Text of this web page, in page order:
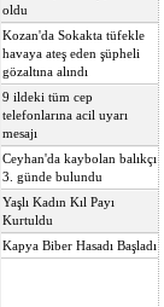
oldu
Kozan'da Sokakta tüfekle
havaya ateş eden şüpheli
gözaltına alındı
9 ildeki tüm cep
telefonlarına acil uyarı
mesajı
Ceyhan'da kaybolan balıkçı
3. günde bulundu
Yaşlı Kadın Kıl Payı
Kurtuldu
Kapya Biber Hasadı Başladı